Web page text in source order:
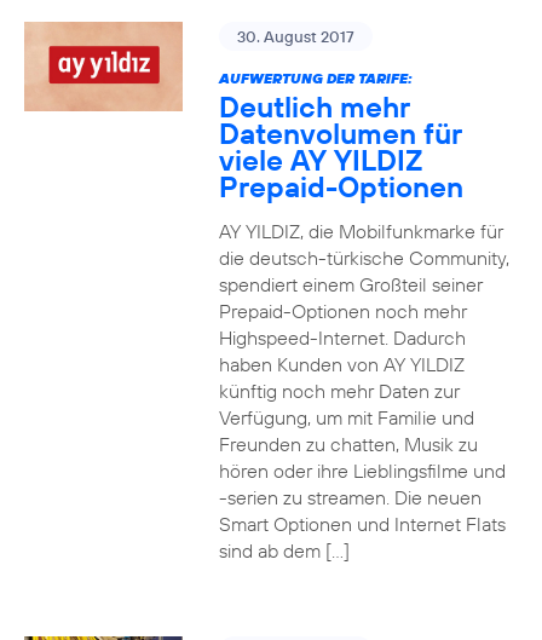
30. August 2017
AUFWERTUNG DER TARIFE:
Deutlich mehr
Datenvolumen für
viele AY YILDIZ
Prepaid-Optionen
AY YILDIZ, die Mobilfunkmarke für
die deutsch-türkische Community,
spendiert einem Großteil seiner
Prepaid-Optionen noch mehr
Highspeed-Internet. Dadurch
haben Kunden von AY YILDIZ
künftig noch mehr Daten zur
Verfügung, um mit Familie und
Freunden zu chatten, Musik zu
hören oder ihre Lieblingsfilme und
-serien zu streamen. Die neuen
Smart Optionen und Internet Flats
sind ab dem […]